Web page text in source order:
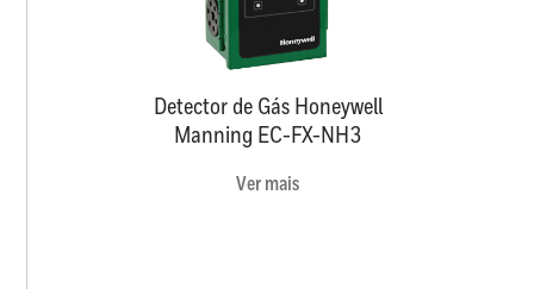
Detector de Gás Honeywell
Manning EC-FX-NH3
Ver mais